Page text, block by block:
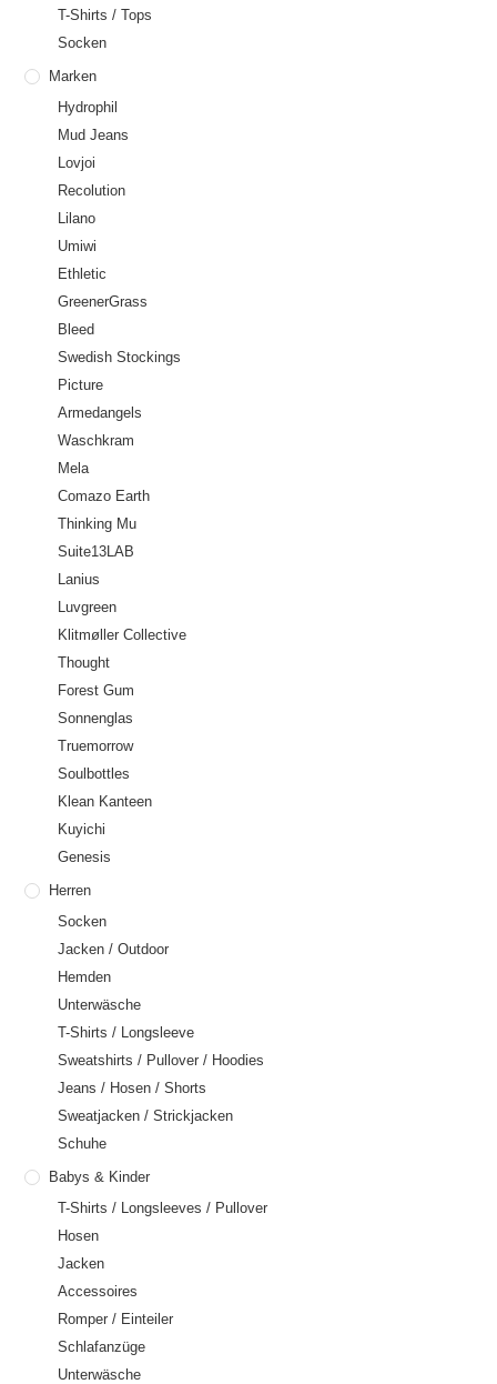
T-Shirts / Tops
Socken
Marken
Hydrophil
Mud Jeans
Lovjoi
Recolution
Lilano
Umiwi
Ethletic
GreenerGrass
Bleed
Swedish Stockings
Picture
Armedangels
Waschkram
Mela
Comazo Earth
Thinking Mu
Suite13LAB
Lanius
Luvgreen
Klitmøller Collective
Thought
Forest Gum
Sonnenglas
Truemorrow
Soulbottles
Klean Kanteen
Kuyichi
Genesis
Herren
Socken
Jacken / Outdoor
Hemden
Unterwäsche
T-Shirts / Longsleeve
Sweatshirts / Pullover / Hoodies
Jeans / Hosen / Shorts
Sweatjacken / Strickjacken
Schuhe
Babys & Kinder
T-Shirts / Longsleeves / Pullover
Hosen
Jacken
Accessoires
Romper / Einteiler
Schlafanzüge
Unterwäsche